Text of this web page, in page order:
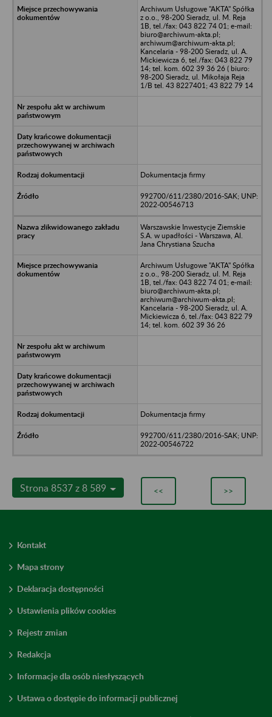
Archiwum Usługowe "AKTA" Spółka
z o.o., 98-200 Sieradz, ul. M. Reja
1B, tel./fax: 043 822 74 01; e-mail:
biuro@archiwum-akta.pl;
archiwum@archiwum-akta.pl;
Kancelaria - 98-200 Sieradz, ul. A.
Mickiewicza 6, tel./fax: 043 822 79
14; tel. kom. 602 39 36 26 ( biuro:
98-200 Sieradz, ul. Mikołaja Reja
1/B tel. 43 8227401; 43 822 79 14
Dokumentacja firmy
992700/611/2380/2016-SAK; UNP:
2022-00546713
Warszawskie Inwestycje Ziemskie
S.A. w upadłości - Warszawa, Al.
Jana Chrystiana Szucha
Archiwum Usługowe "AKTA" Spółka
z o.o., 98-200 Sieradz, ul. M. Reja
1B, tel./fax: 043 822 74 01; e-mail:
biuro@archiwum-akta.pl;
archiwum@archiwum-akta.pl;
Kancelaria - 98-200 Sieradz, ul. A.
Mickiewicza 6, tel./fax: 043 822 79
14; tel. kom. 602 39 36 26
Dokumentacja firmy
992700/611/2380/2016-SAK; UNP:
2022-00546722
Strona 8537 z 8 589 << >>
Kontakt
Mapa strony
Deklaracja dostępności
Ustawienia plików cookies
Rejestr zmian
Redakcja
Informacje dla osób niesłyszących
Ustawa o dostępie do informacji publicznej